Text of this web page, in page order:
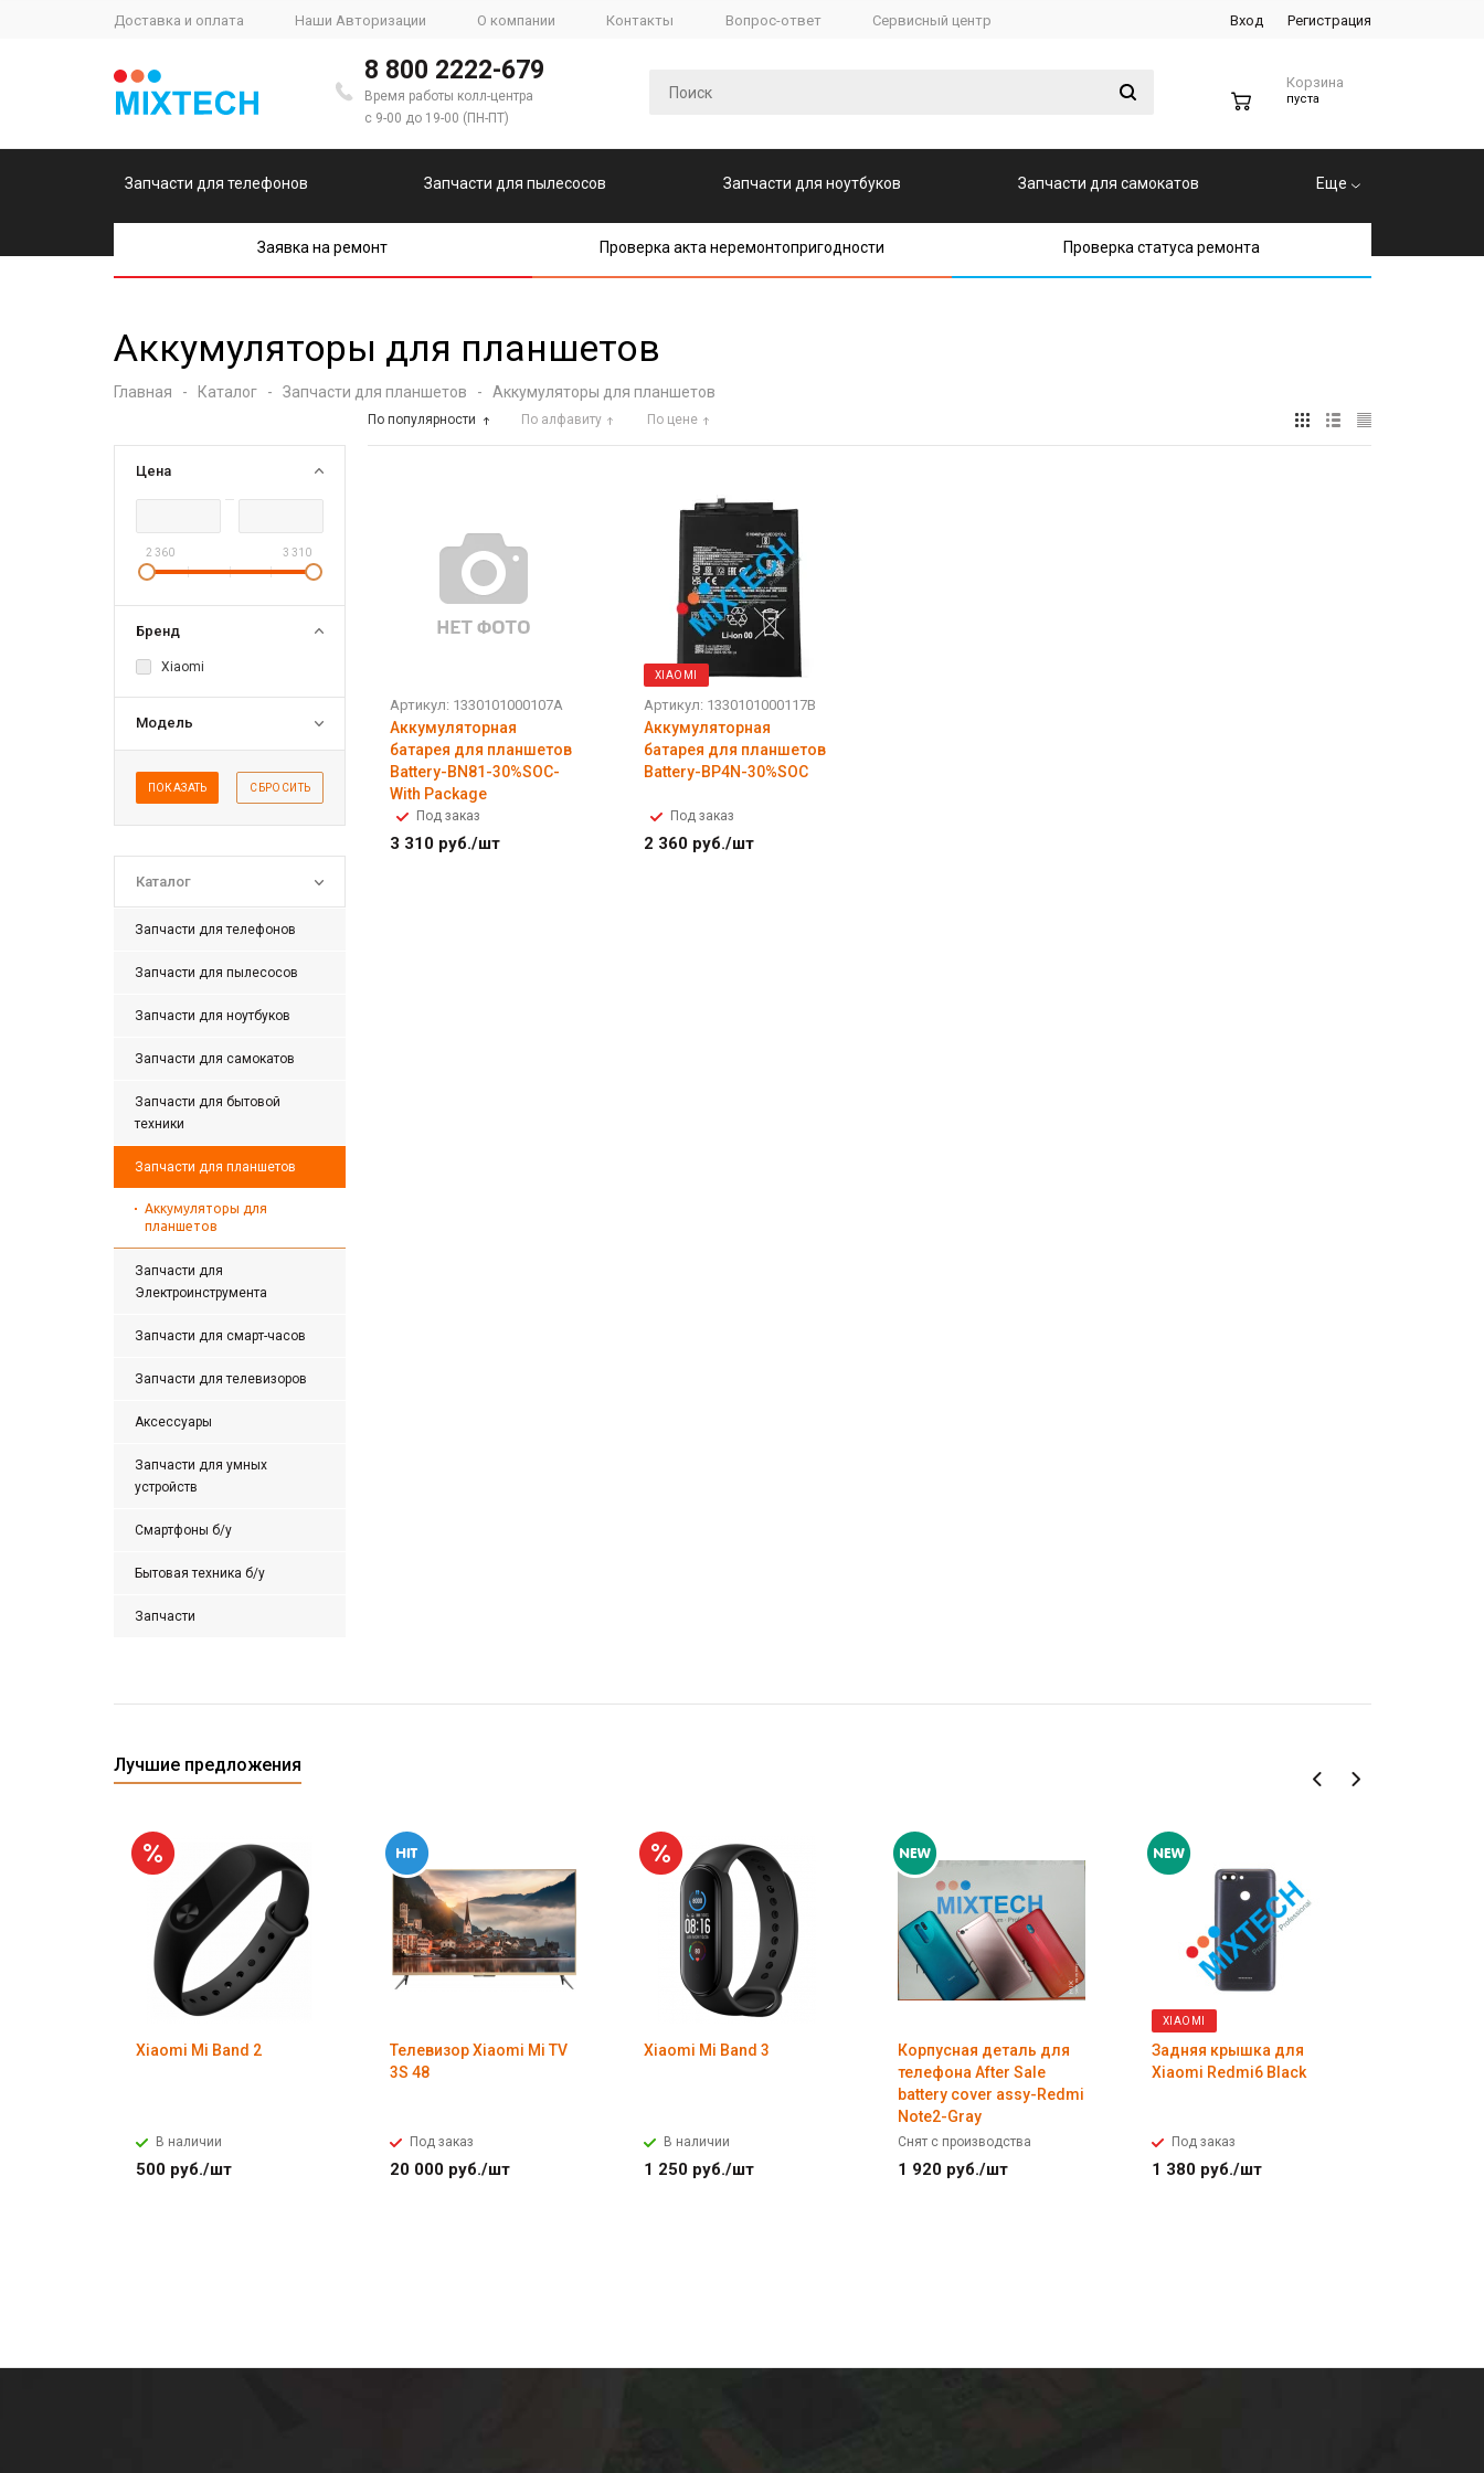
Доставка и оплата Наши Авторизации О компании Контакты Вопрос-ответ Сервисный центр Вход Регистрация
8 800 2222-679
Время работы колл-центра
с 9-00 до 19-00 (ПН-ПТ)
Корзина
пуста
Запчасти для телефонов Запчасти для пылесосов Запчасти для ноутбуков Запчасти для самокатов Еще
Заявка на ремонт Проверка акта неремонтопригодности Проверка статуса ремонта
Аккумуляторы для планшетов
Главная - Каталог - Запчасти для планшетов - Аккумуляторы для планшетов
Цена
2 360 3 310
Бренд
Xiaomi
Модель
ПОКАЗАТЬ СБРОСИТЬ
Каталог
Запчасти для телефонов
Запчасти для пылесосов
Запчасти для ноутбуков
Запчасти для самокатов
Запчасти для бытовой
техники
Запчасти для планшетов
Аккумуляторы для
планшетов
Запчасти для
Электроинструмента
Запчасти для смарт-часов
Запчасти для телевизоров
Аксессуары
Запчасти для умных
устройств
Смартфоны б/у
Бытовая техника б/у
Запчасти
По популярности По алфавиту По цене
Артикул: 1330101000107A
Аккумуляторная
батарея для планшетов
Battery-BN81-30%SOC-
With Package
Под заказ
3 310руб./шт
XIAOMI
Артикул: 1330101000117B
Аккумуляторная
батарея для планшетов
Battery-BP4N-30%SOC
Под заказ
2 360руб./шт
Лучшие предложения
Xiaomi Mi Band 2
В наличии
500руб./шт
Телевизор Xiaomi Mi TV
3S 48
Под заказ
20 000руб./шт
Xiaomi Mi Band 3
В наличии
1 250руб./шт
Корпусная деталь для
телефона After Sale
battery cover assy-Redmi
Note2-Gray
Снят с производства
1 920руб./шт
XIAOMI
Задняя крышка для
Xiaomi Redmi6 Black
Под заказ
1 380руб./шт